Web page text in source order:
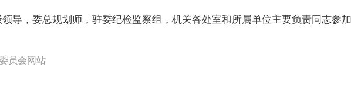
，委总规划师，驻委纪检监察组，机关各处室和所属单位主要负责同志参
员会网站